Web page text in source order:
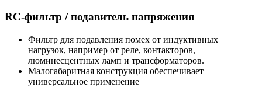
RC-фильтр / подавитель напряжения
Фильтр для подавления помех от индуктивных
нагрузок, например от реле, контакторов,
люминесцентных ламп и трансформаторов.
Малогабаритная конструкция обеспечивает
универсальное применение